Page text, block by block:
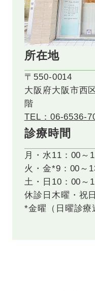
所在地
〒550-0014
大阪府大阪市西
階
TEL：06-6536-
診療時間
月・水11：00～
火・金*9：00～
土・日 10：00～
休診日 木曜・祝
*金曜（日曜診療